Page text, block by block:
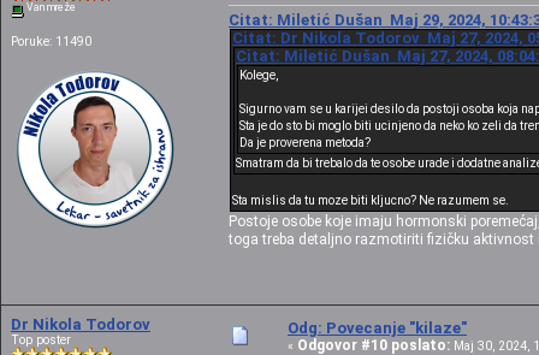
Van mreže
Poruke: 11490
Citat: Miletić Dušan Maj 29, 2024,
Citat: Dr Nikola Todorov Maj 27, 2024,
Citat: Miletić Dušan Maj 27, 2024,
Kolege,
Sigurno vam se u karijei desilo da postoji osoba koja
Sta je do sto bi moglo biti ucinjeno da neko ko zeli da
Da je proverena metoda?
Smatram da bi trebalo da te osobe urade i dodatne
Sta mislis da tu moze biti kljucno? Ne razumem se.
Postoje osobe koje imaju hormonski
toga treba detaljno razmotiriti fizičku
Dr Nikola Todorov
Top poster
Odg: Povecanje "kilaze"
« Odgovor #10 poslato: Maj 30, 2024,